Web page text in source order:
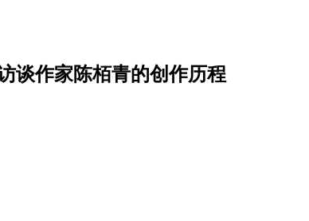
谈作家陈栢青的创作历程